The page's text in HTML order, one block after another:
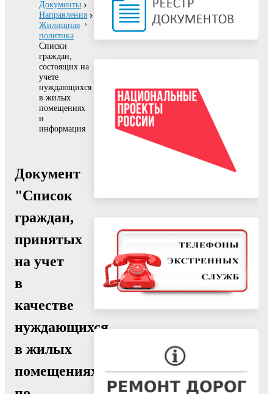
Документы
Направления
Жилищная
политика
Списки
граждан,
состоящих на
учете
нуждающихся
в жилых
помещениях
и
информация
Документ
"Список
граждан,
принятых
на учет
в
качестве
нуждающихся
в жилых
помещениях,предоставляемых